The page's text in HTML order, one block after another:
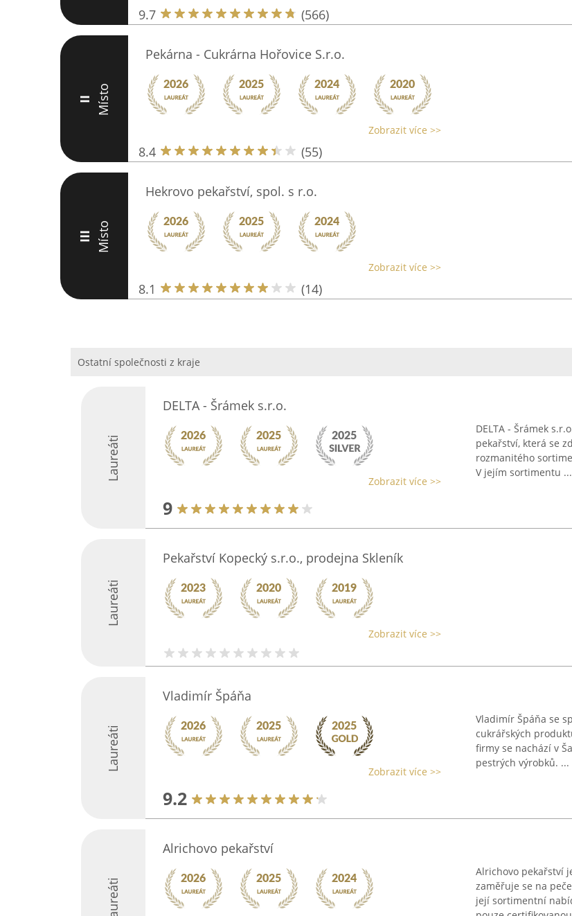
9.7 (566)
II Místo
Pekárna - Cukrárna Hořovice S.r.o.
Zobrazit více >>
8.4 (55)
III Místo
Hekrovo pekařství, spol. s r.o.
Zobrazit více >>
8.1 (14)
Ostatní společnosti z kraje
Laureáti
DELTA - Šrámek s.r.o.
Zobrazit více >>
9
DELTA - Šrámek
pekařství, která se
rozmanitého
V jejím sortimentu ...
Laureáti
Pekařství Kopecký s.r.o., prodejna Skleník
Zobrazit více >>
Laureáti
Vladimír Špáňa
Zobrazit více >>
9.2
Vladimír Špáňa se
cukrářských
firmy se nachází v
pestrých výrobků. ...
Laureáti
Alrichovo pekařství
Alrichovo pekařství
zaměřuje se na
její sortimentní